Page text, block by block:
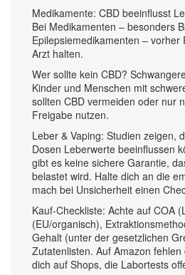
Medikamente: CBD beeinflusst
Bei Medikamenten – besonders
Epilepsiemedikamenten – vorher
Arzt halten.
Wer sollte kein CBD?
Kinder und Menschen mit
sollten CBD vermeiden oder nur
Freigabe nutzen.
Leber & Vaping: Studien zeigen,
Dosen Leberwerte beeinflussen
gibt es keine sichere Garantie,
belastet wird. Halte dich an die
mach bei Unsicherheit einen
Kauf-Checkliste: Achte auf COA
(EU/organisch),
Gehalt (unter der gesetzlichen
Zutatenlisten. Auf Amazon
dich auf Shops, die Labortests